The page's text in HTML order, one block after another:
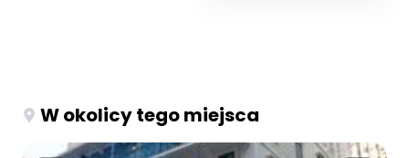
W okolicy tego miejsca